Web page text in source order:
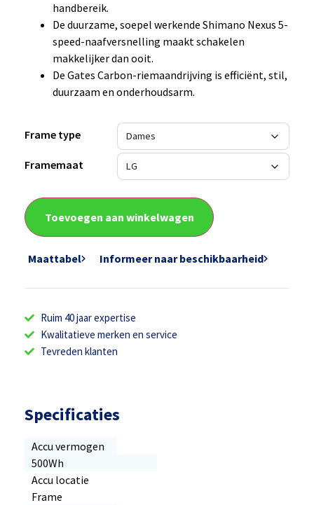
handbereik.
De duurzame, soepel werkende Shimano Nexus 5-
speed-naafversnelling maakt schakelen
makkelijker dan ooit.
De Gates Carbon-riemaandrijving is efficiënt, stil,
duurzaam en onderhoudsarm.
Frame type
Framemaat
Toevoegen aan winkelwagen
Maattabel Informeer naar beschikbaarheid
Ruim 40 jaar expertise
Kwalitatieve merken en service
Tevreden klanten
Specificaties
Accu vermogen
500Wh
Accu locatie
Frame